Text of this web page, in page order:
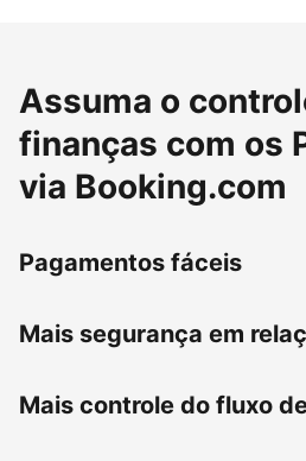
Assuma o
finanças com os
via Booking.com
Pagamentos fáceis
Mais segurança em
Mais controle do fluxo